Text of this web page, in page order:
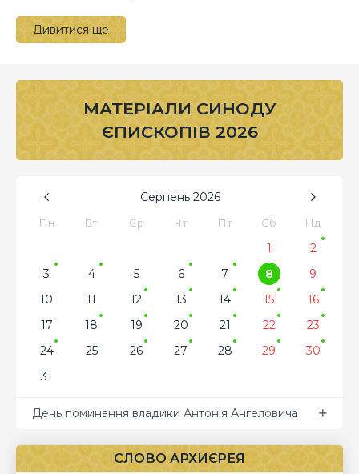
Дивитися ще
МАТЕРІАЛИ СИНОДУ
ЄПИСКОПІВ 2026
Серпень 2026
Пн Вт Ср Чт Пт Сб Нд
1
2
3
4 5 6 7 8
9
10
11 12 13 14 15
16
17
18 19 20 21 22
23
24
25 26 27 28 29
30
31
День поминання владики Антонія Ангеловича
СЛОВО АРХИЄРЕЯ